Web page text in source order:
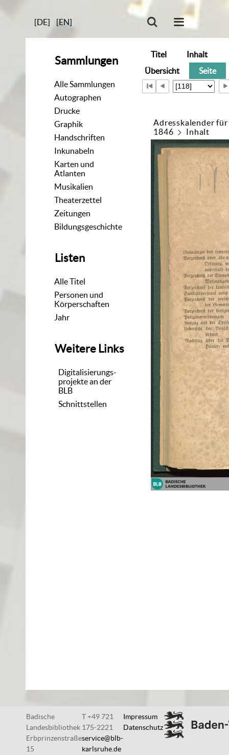
[DE] [EN]
Sammlungen
Alle Sammlungen
Autographen
Drucke
Graphik
Handschriften
Inkunabeln
Karten und
Atlanten
Musikalien
Theaterzettel
Zeitungen
Bildungsgeschichte
Listen
Alle Titel
Personen und
Körperschaften
Jahr
Weitere Links
Digitalisierungs-
projekte an der
BLB
Schnittstellen
Titel
Inhalt
Übersicht
Seite
Adresskalender
1846
Inhalt
Badische
Landesbibliothek
Erbprinzenstraße
15
T +49 721
175-2221
service@blb-
karlsruhe.de
Impressum
Datenschutz